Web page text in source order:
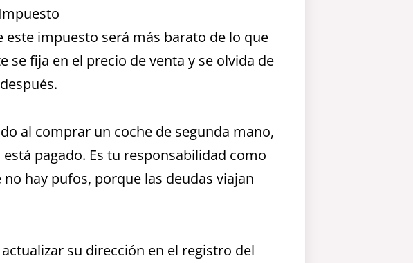
este impuesto será más barato de lo que
se fija en el precio de venta y se olvida de
al comprar un coche de segunda mano,
pagado. Es tu responsabilidad como
hay pufos, porque las deudas viajan
su dirección en el registro del